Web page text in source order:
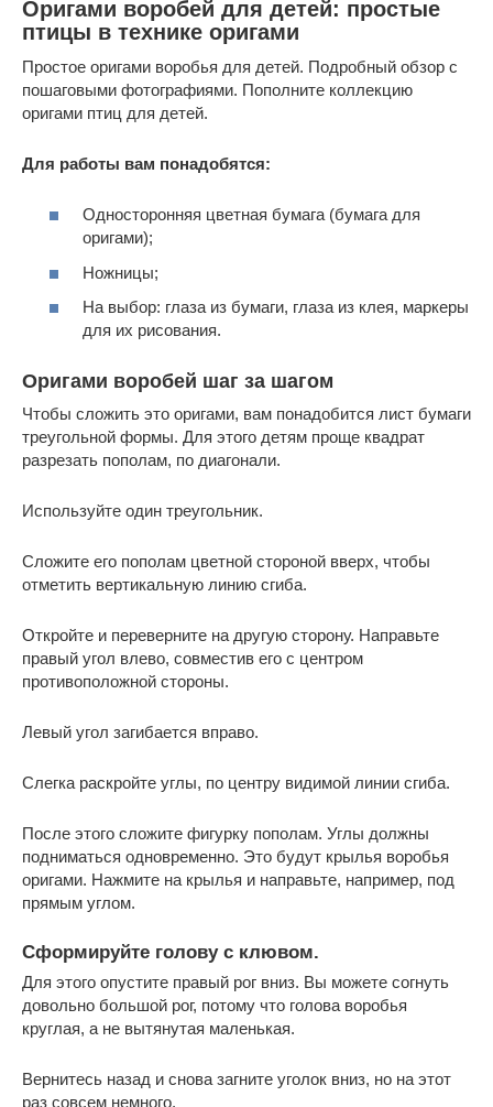
Оригами воробей для детей: простые
птицы в технике оригами
Простое оригами воробья для детей. Подробный обзор с
пошаговыми фотографиями. Пополните коллекцию
оригами птиц для детей.
Для работы вам понадобятся:
Односторонняя цветная бумага (бумага для
оригами);
Ножницы;
На выбор: глаза из бумаги, глаза из клея, маркеры
для их рисования.
Оригами воробей шаг за шагом
Чтобы сложить это оригами, вам понадобится лист бумаги
треугольной формы. Для этого детям проще квадрат
разрезать пополам, по диагонали.
Используйте один треугольник.
Сложите его пополам цветной стороной вверх, чтобы
отметить вертикальную линию сгиба.
Откройте и переверните на другую сторону. Направьте
правый угол влево, совместив его с центром
противоположной стороны.
Левый угол загибается вправо.
Слегка раскройте углы, по центру видимой линии сгиба.
После этого сложите фигурку пополам. Углы должны
подниматься одновременно. Это будут крылья воробья
оригами. Нажмите на крылья и направьте, например, под
прямым углом.
Сформируйте голову с клювом.
Для этого опустите правый рог вниз. Вы можете согнуть
довольно большой рог, потому что голова воробья
круглая, а не вытянутая маленькая.
Вернитесь назад и снова загните уголок вниз, но на этот
раз совсем немного.